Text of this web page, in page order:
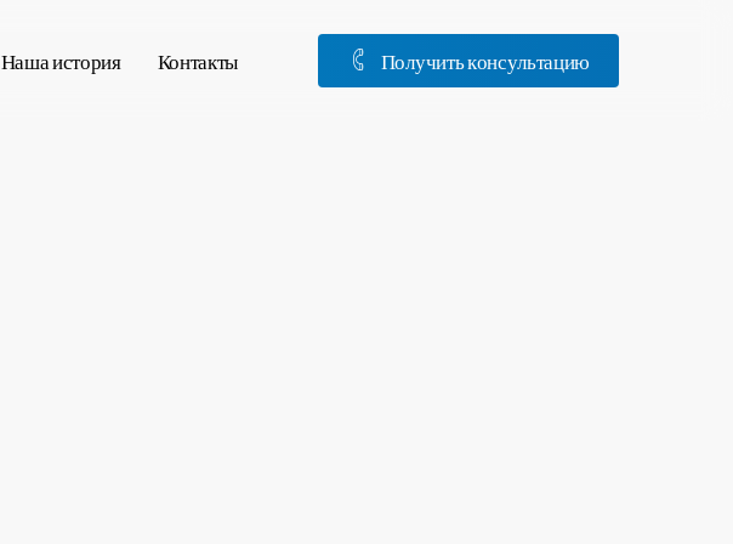
Наша история Контакты Получитьконсультацию